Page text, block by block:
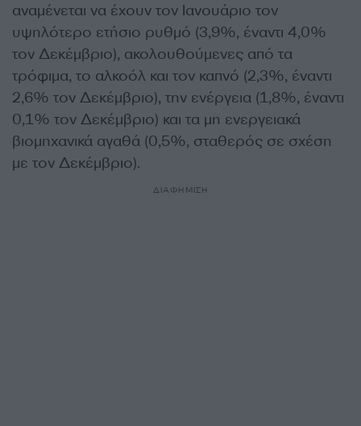
αναμένεται να έχουν τον Ιανουάριο τον
υψηλότερο ετήσιο ρυθμό (3,9%, έναντι 4,0%
τον Δεκέμβριο), ακολουθούμενες από τα
τρόφιμα, το αλκοόλ και τον καπνό (2,3%, έναντι
2,6% τον Δεκέμβριο), την ενέργεια (1,8%, έναντι
0,1% τον Δεκέμβριο) και τα μη ενεργειακά
βιομηχανικά αγαθά (0,5%, σταθερός σε σχέση
με τον Δεκέμβριο).
ΔΙΑΦΗΜΙΣΗ